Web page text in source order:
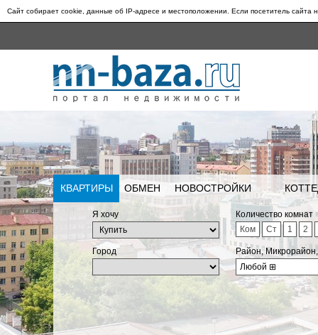
Сайт собирает cookie, данные об IP-адресе и местоположении. Если посетитель сайта
КВАРТИРЫ ОБМЕН НОВОСТРОЙКИ
Я хочу
Количество комнат
Ком
Ст 1 2
Город
Район,
Любой ⊞